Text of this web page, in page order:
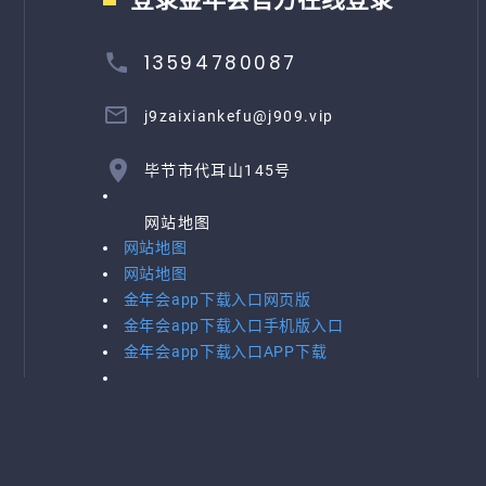
13594780087
j9zaixiankefu@j909.vip
毕节市代耳山145号
网站地图
网站地图
网站地图
金年会app下载入口网页版
金年会app下载入口手机版入口
金年会app下载入口APP下载